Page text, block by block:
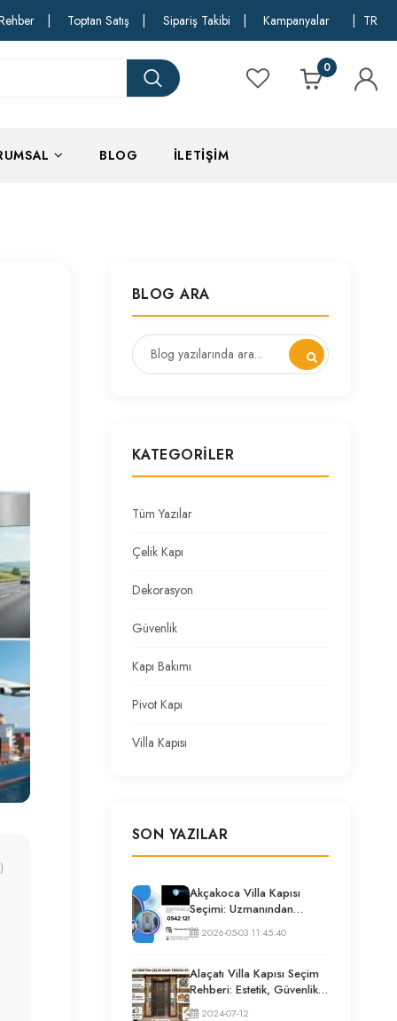
Toptan Satış Sipariş Takibi Kampanyalar TR
0
BLOG İLETIŞIM
BLOG ARA
KATEGORILER
Tüm Yazılar
Çelik Kapı
Dekorasyon
Güvenlik
Kapı Bakımı
Pivot Kapı
Villa Kapısı
SON YAZILAR
Akçakoca Villa Kapısı
Seçimi: Uzmanından
Güvenlik ve İzolasyon
Rehberi
2026-05-03 11:45:40
Alaçatı Villa Kapısı Seçim
Rehberi: Estetik, Güvenlik
ve Püf Noktaları
2024-07-12